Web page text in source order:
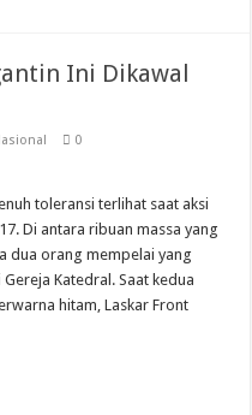
Ini Dikawal
0
toleransi terlihat saat aksi
Di antara ribuan massa yang
dua orang mempelai yang
Katedral. Saat kedua
hitam, Laskar Front